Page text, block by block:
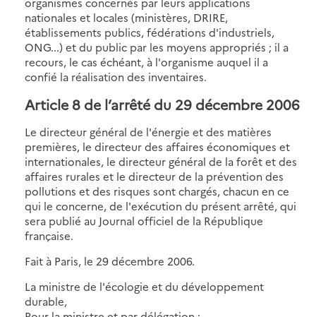
nationales et locales (ministères, DRIRE,
établissements publics, fédérations d'industriels,
ONG...) et du public par les moyens appropriés ; il a
recours, le cas échéant, à l'organisme auquel il a
confié la réalisation des inventaires.
Article 8 de l’arrêté du 29 décembre 2006
Le directeur général de l'énergie et des matières
premières, le directeur des affaires économiques et
internationales, le directeur général de la forêt et des
affaires rurales et le directeur de la prévention des
pollutions et des risques sont chargés, chacun en ce
qui le concerne, de l'exécution du présent arrêté, qui
sera publié au Journal officiel de la République
française.
Fait à Paris, le 29 décembre 2006.
La ministre de l'écologie et du développement
durable,